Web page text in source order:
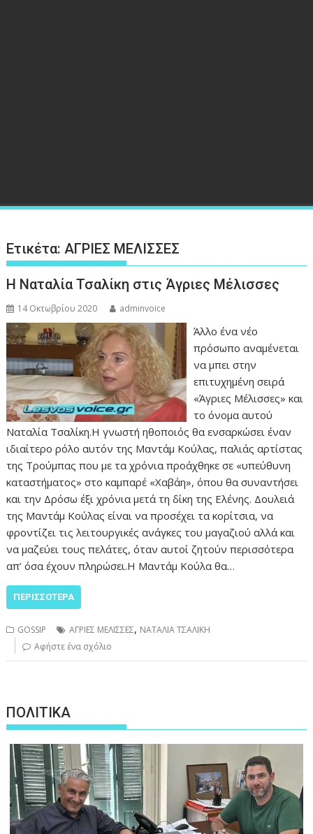
Ετικέτα:ΑΓΡΙΕΣ ΜΕΛΙΣΣΕΣ
Η Ναταλία Τσαλίκη στις Άγριες Μέλισσες
14 Οκτωβρίου 2020 adminvoice
Άλλο ένα νέο
πρόσωπο αναμένεται
να μπει στην
επιτυχημένη σειρά
«Άγριες Μέλισσες» και
το όνομα αυτού
Ναταλία Τσαλίκη.Η γνωστή ηθοποιός θα ενσαρκώσει έναν
ιδιαίτερο ρόλο αυτόν της Μαντάμ Κούλας, παλιάς αρτίστας
της Τρούμπας που με τα χρόνια προάχθηκε σε «υπεύθυνη
καταστήματος» στο καμπαρέ «Χαβάη», όπου θα συναντήσει
και την Δρόσω έξι χρόνια μετά τη δίκη της Ελένης. Δουλειά
της Μαντάμ Κούλας είναι να προσέχει τα κορίτσια, να
φροντίζει τις λειτουργικές ανάγκες του μαγαζιού αλλά και
να μαζεύει τους πελάτες, όταν αυτοί ζητούν περισσότερα
απ’ όσα έχουν πληρώσει.Η Μαντάμ Κούλα θα…
ΠΕΡΙΣΣΌΤΕΡΑ
GOSSIP ΑΓΡΙΕΣ ΜΕΛΙΣΣΕΣ, ΝΑΤΑΛΙΑ ΤΣΑΛΙΚΗ
Αφήστε ένα σχόλιο
ΠΟΛΙΤΙΚΑ